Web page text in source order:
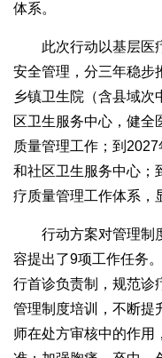
体系。
此次行动以基层医疗
安全管理，分三年稳步
乡镇卫生院（含县域次
区卫生服务中心，健全
质量管理工作；到
和社区卫生服务中心；
疗质量管理工作体系，
行动方案对管理制度
容提出了9项工作任务
行首诊负责制，规范诊
管理制度培训，不断提
师在处方审核中的作用